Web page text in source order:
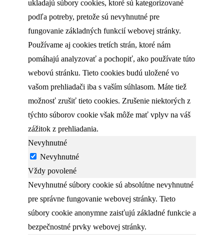
ukladajú súbory cookies, ktoré sú kategorizované
podľa potreby, pretože sú nevyhnutné pre
fungovanie základných funkcií webovej stránky.
Používame aj cookies tretích strán, ktoré nám
pomáhajú analyzovať a pochopiť, ako používate túto
webovú stránku. Tieto cookies budú uložené vo
vašom prehliadači iba s vaším súhlasom. Máte tiež
možnosť zrušiť tieto cookies. Zrušenie niektorých z
týchto súborov cookie však môže mať vplyv na váš
zážitok z prehliadania.
Nevyhnutné
Nevyhnutné
Vždy povolené
Nevyhnutné súbory cookie sú absolútne nevyhnutné
pre správne fungovanie webovej stránky. Tieto
súbory cookie anonymne zaisťujú základné funkcie a
bezpečnostné prvky webovej stránky.